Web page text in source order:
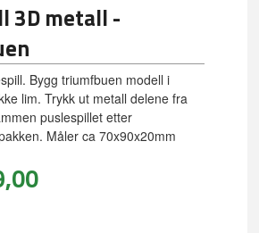
3D metall -
Bygg triumfbuen modell i
lim. Trykk ut metall delene fra
puslespillet etter
Måler ca 70x90x20mm